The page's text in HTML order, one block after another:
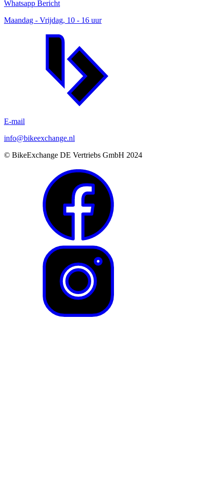
Whatsapp Bericht
Maandag - Vrijdag, 10 - 16 uur
E-mail
info@bikeexchange.nl
© BikeExchange DE Vertriebs GmbH 2024